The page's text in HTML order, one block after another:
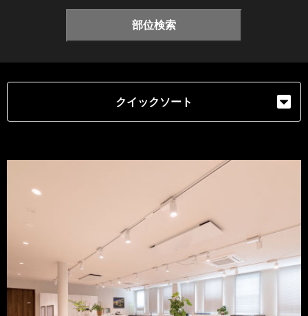
部位検索
クイックソート